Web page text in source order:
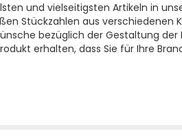
und vielseitigsten Artikeln in
Stückzahlen aus
bezüglich der Gestaltung der
erhalten, dass Sie für Ihre